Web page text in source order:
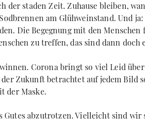
der staden Zeit. Zuhause bleiben,
am Glühweinstand. Und
Die Begegnung mit den Menschen
zu treffen, das sind dann doch
Corona bringt so viel Leid
Zukunft betrachtet auf jedem Bild
der Maske.
abzutrotzen. Vielleicht sind wir